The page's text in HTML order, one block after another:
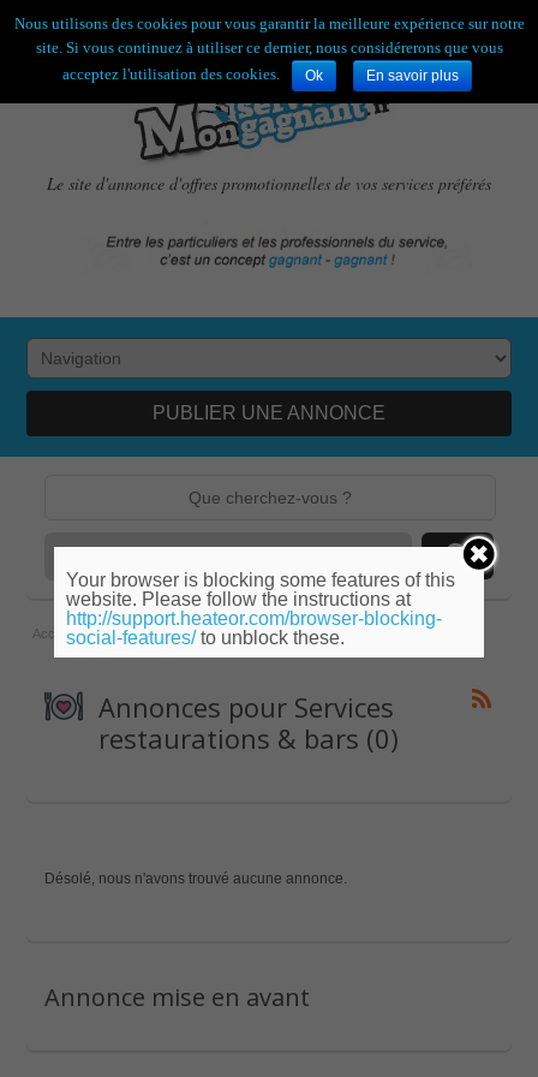
Bienvenue,visiteur ![S'enregistrer|Connexion]
Le site d'annonce d'offres promotionnelles de vos services préférés
PUBLIER UNE ANNONCE
Accueil » Centre » Loir-et-Cher » Services restaurations & bars
Annonces pour Services
restaurations & bars (0)
Désolé, nous n'avons trouvé aucune annonce.
Annonce mise en avant
Nous utilisons des cookies pour vous garantir la meilleure expérience sur notre
site. Si vous continuez à utiliser ce dernier, nous considérerons que vous
acceptez l'utilisation des cookies.
Ok En savoir plus
Your browser is blocking some features of this
website. Please follow the instructions at
http://support.heateor.com/browser-blocking-
social-features/to unblock these.